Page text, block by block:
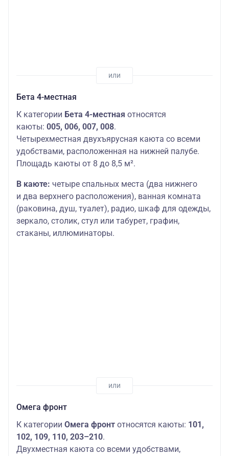
Бета 4-местная
К категории Бета 4-местная относятся
каюты: 005, 006, 007, 008.
Четырехместная двухъярусная каюта со всеми
удобствами, расположенная на нижней палубе.
Площадь каюты от 8 до 8,5 м².
В каюте: четыре спальных места (два нижнего
и два верхнего расположения), ванная комната
(раковина, душ, туалет), радио, шкаф для одежды,
зеркало, столик, стул или табурет, графин,
стаканы, иллюминаторы.
Омега фронт
К категории Омега фронт относятся каюты: 101,
102, 109, 110, 203–210.
Двухместная каюта со всеми удобствами,